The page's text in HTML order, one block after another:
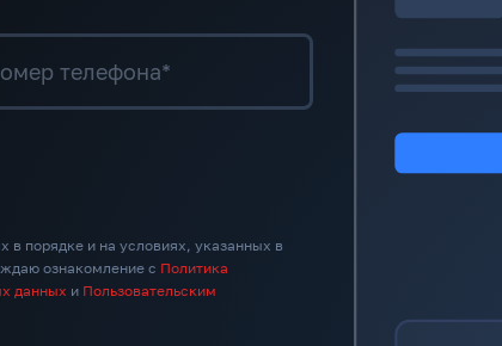
телефона*
в порядке и на условиях, указанных в
ознакомление с Политика
данных и Пользовательским